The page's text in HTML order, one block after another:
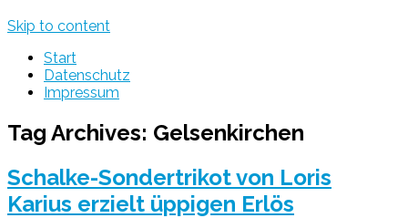
Skip to content
Start
Datenschutz
Impressum
Tag Archives: Gelsenkirchen
Schalke-Sondertrikot von Loris
Karius erzielt üppigen Erlös